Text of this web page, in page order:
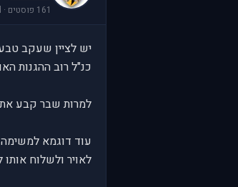
161 פוסטים · LeoLand
יש לציין שעקב טבע
כנ"ל רוב ההגנות
למרות שבר קבע את התאריך בשנת 2009, הלחימה
עוד דוגמא
לאויר ולשלוח